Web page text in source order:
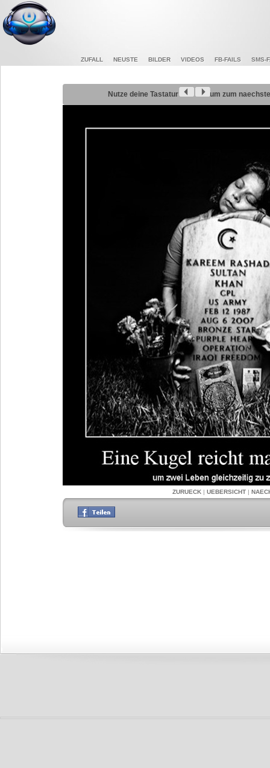
ZUFALL NEUSTE BILDER VIDEOS FB-FAILS SMS-
Nutze deine Tastatur um zum
ZURUECK | UEBERSICHT |